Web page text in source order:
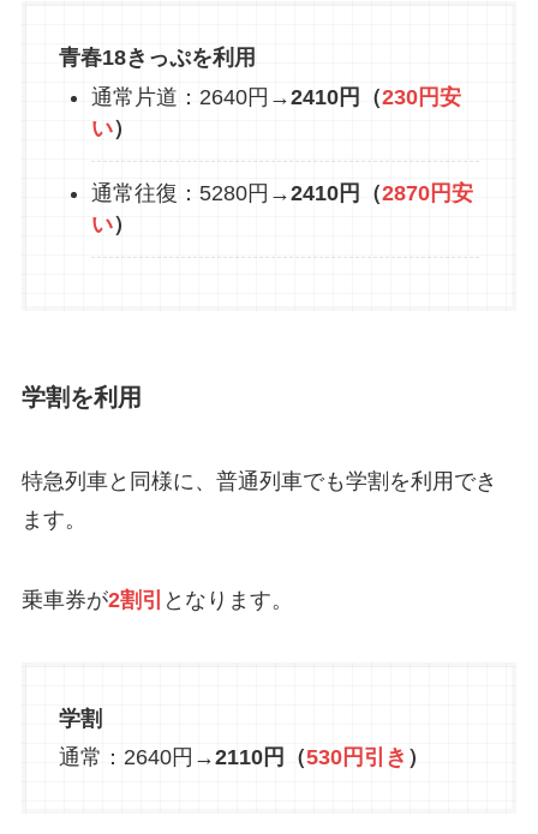
青春18きっぷを利用
通常片道：2640円→2410円（230円安
い）
通常往復：5280円→2410円（2870円安
い）
学割を利用
特急列車と同様に、普通列車でも学割を利用でき
ます。
乗車券が2割引 となります。
学割
通常：2640円→2110円（530円引き ）